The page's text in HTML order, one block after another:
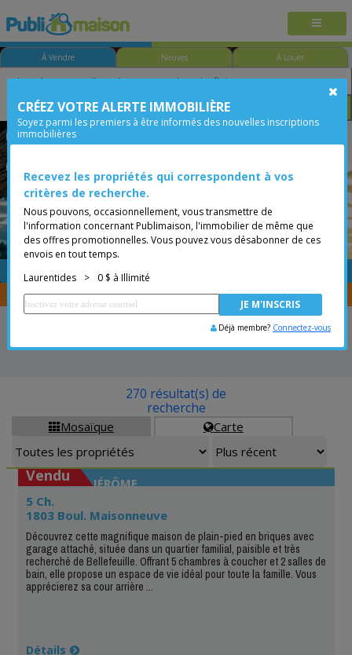
À Vendre Neuves À Louer
Chambre Prix
Rivière-Rouge (L'Annonciation)
Placer une annonce
Vous êtes courtier, transférer vos propriétés avecCENTRIS
Mosaïque Carte
270 résultat(s) de
recherche
SAINT-JÉRÔME
Vendu
5 Ch.
1803 Boul. Maisonneuve
Découvrez cette magnifique maison de plain-pied en briques avec
garage attaché, située dans un quartier familial, paisible et très
recherché de Bellefeuille. Offrant 5 chambres à coucher et 2 salles de
bain, elle propose un espace de vie idéal pour toute la famille. Vous
apprécierez sa cour arrière ...
Détails
CRÉEZ VOTRE ALERTE IMMOBILIÈRE
Soyez parmi les premiers à être informés des nouvelles inscriptions
immobilières
Recevez les propriétés qui correspondent à vos
critères de recherche.
Nous pouvons, occasionnellement, vous transmettre de
l'information concernant Publimaison, l'immobilier de même que
des offres promotionnelles. Vous pouvez vous désabonner de ces
envois en tout temps.
Laurentides
> 0 $ à Illimité
Déjà membre? Connectez-vous